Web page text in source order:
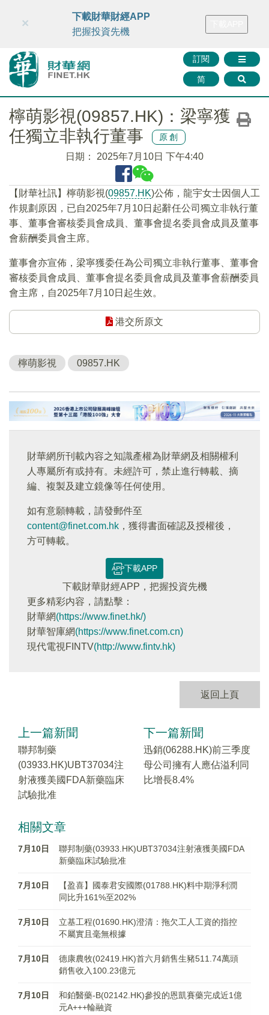
財華智庫網 FINTV FINMETA 財華證券 媒體矩陣
訂閱
简
×
下載財華財經APP
把握投資先機
檸萌影視(09857.HK)：梁寧獲
任獨立非執行董事
原創
日期： 2025年7月10日 下午4:40
【財華社訊】檸萌影視(09857.HK)公佈，龍宇女士因個人工
作規劃原因，已自2025年7月10日起辭任公司獨立非執行董
事、董事會審核委員會成員、董事會提名委員會成員及董事
會薪酬委員會主席。
董事會亦宣佈，梁寧獲委任為公司獨立非執行董事、董事會
審核委員會成員、董事會提名委員會成員及董事會薪酬委員
會主席，自2025年7月10日起生效。
港交所原文
檸萌影視 09857.HK
財華網所刊載內容之知識產權為財華網及相關權利
人專屬所有或持有。未經許可，禁止進行轉載、摘
編、複製及建立鏡像等任何使用。
如有意願轉載，請發郵件至
content@finet.com.hk ，獲得書面確認及授權後，
方可轉載。
下載APP
下載財華財經APP，把握投資先機
更多精彩内容，請點擊：
財華網(https://www.finet.hk/)
財華智庫網(https://www.finet.com.cn)
現代電視FINTV(http://www.fintv.hk)
返回上頁
上一篇新聞
聯邦制藥
(03933.HK)UBT37034注
射液獲美國FDA新藥臨床
試驗批准
下一篇新聞
迅銷(06288.HK)前三季度
母公司擁有人應佔溢利同
比增長8.4%
相關文章
7月10日
聯邦制藥(03933.HK)UBT37034注射液獲美國FDA
新藥臨床試驗批准
7月10日
【盈喜】國泰君安國際(01788.HK)料中期淨利潤
同比升161%至202%
7月10日
立基工程(01690.HK)澄清：拖欠工人工資的指控
不屬實且毫無根據
7月10日
德康農牧(02419.HK)首六月銷售生豬511.74萬頭
銷售收入100.23億元
7月10日
和鉑醫藥-B(02142.HK)參投的恩凱賽藥完成近1億
元A+++輪融資